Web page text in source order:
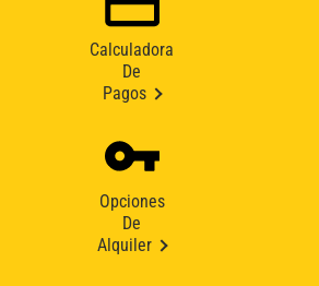
Calculadora
De
Pagos
Opciones
De
Alquiler